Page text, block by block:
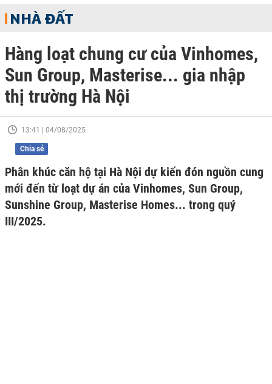
NHÀ ĐẤT
Hàng loạt chung cư của Vinhomes,
Sun Group, Masterise... gia nhập
thị trường Hà Nội
13:41 | 04/08/2025
Chia sẻ
Phân khúc căn hộ tại Hà Nội dự kiến đón nguồn cung
mới đến từ loạt dự án của Vinhomes, Sun Group,
Sunshine Group, Masterise Homes... trong quý
III/2025.